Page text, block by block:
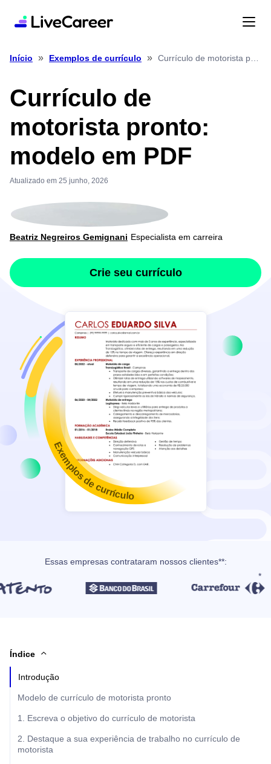
Início » Exemplos de currículo »
Currículo de
motorista pronto:
modelo em PDF
Atualizado em 25 junho, 2026
Beatriz Negreiros Gemignani Especialista em carreira
Crie seu currículo
Exemplos de currículo
Essas empresas contrataram nossos clientes**:
Índice
Introdução
Modelo de currículo de motorista pronto
1. Escreva o objetivo do currículo de motorista
2. Destaque a sua experiência de trabalho no currículo de
motorista